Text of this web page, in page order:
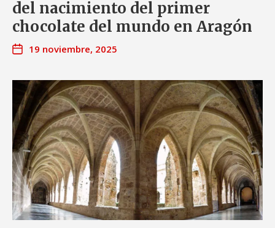
del nacimiento del primer
chocolate del mundo en Aragón
19 noviembre, 2025